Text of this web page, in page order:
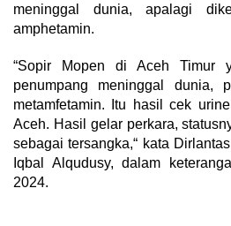
meninggal dunia, apalagi
amphetamin.
“Sopir Mopen di Aceh Timur
penumpang meninggal dunia,
metamfetamin. Itu hasil cek
Aceh. Hasil gelar perkara,
sebagai tersangka,“ kata
Iqbal Alqudusy, dalam
2024.